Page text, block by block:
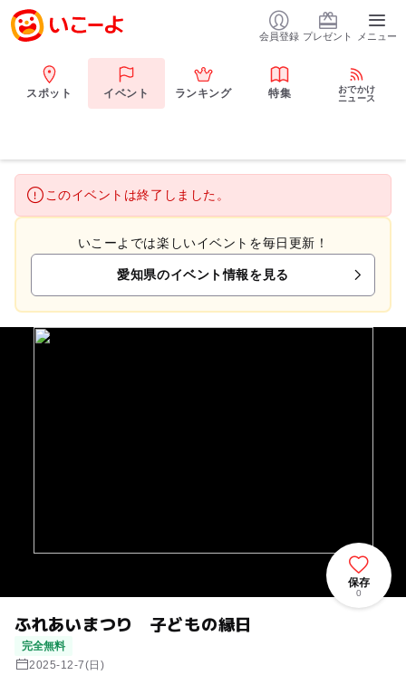
会員登録 プレゼント メニュー
スポット イベント ランキング 特集
おでかけ
ニュース
このイベントは終了しました。
いこーよでは楽しいイベントを毎日更新！
愛知県のイベント情報を見る
ふれあいまつり 子どもの縁日
完全無料
2025-12-7(日)
保存
0